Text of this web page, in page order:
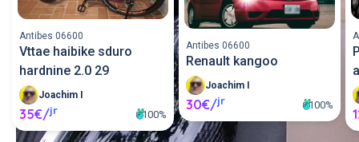
Antibes 06600
Vttae haibike sduro
hardnine 2.0 29
Joachim I
35€/jr 100%
Antibes 06600
Renault kangoo
Joachim I
30€/jr 100%